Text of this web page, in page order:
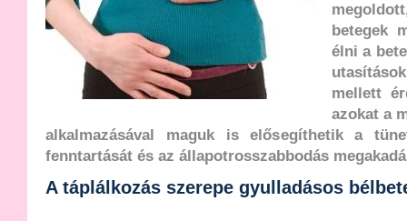
betegek
élni a
mellett
azokat a
alkalmazásával maguk is elősegíthetik a
fenntartását és az állapotrosszabbodás
A táplálkozás szerepe gyulladásos